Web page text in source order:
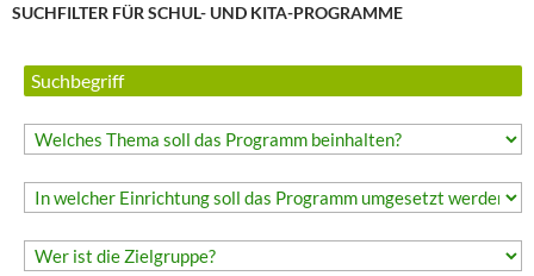
SUCHFILTER FÜR SCHUL- UND KITA-PROGRAMME